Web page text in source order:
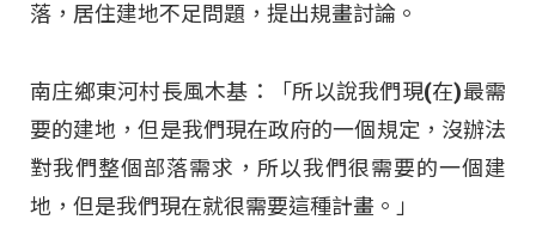
落，居住建地不足問題，提出規畫討論。
南庄鄉東河村長風木基：「所以說我們現(在)最需
要的建地，但是我們現在政府的一個規定，沒辦法
對我們整個部落需求，所以我們很需要的一個建
地，但是我們現在就很需要這種計畫。」